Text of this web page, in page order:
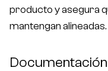
producto y asegura
mantengan alineadas.